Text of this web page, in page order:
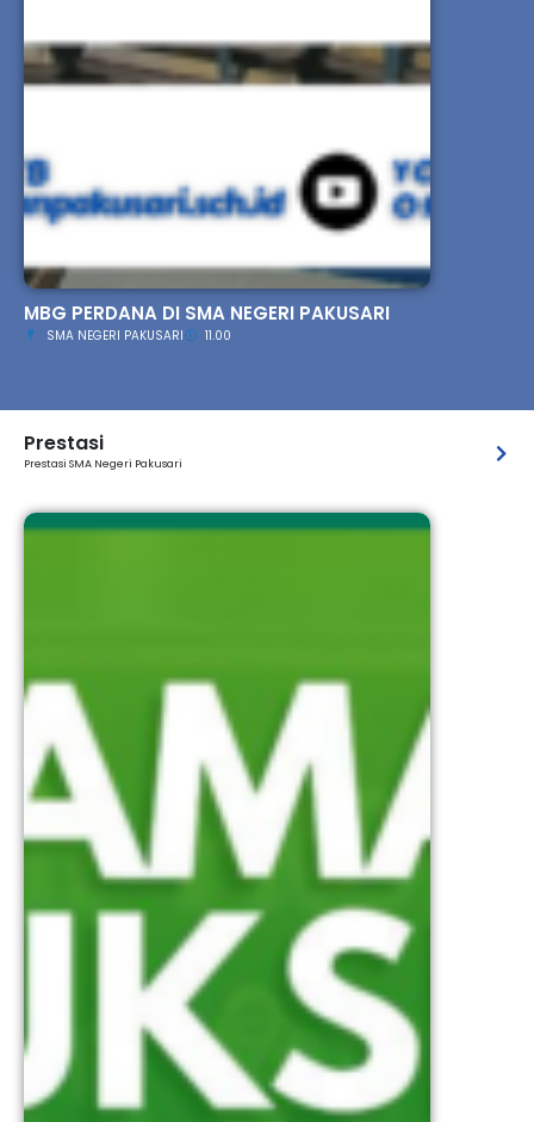
MBG PERDANA DI SMA NEGERI PAKUSARI
SMA NEGERI PAKUSARI 11.00
Prestasi
Prestasi SMA Negeri Pakusari